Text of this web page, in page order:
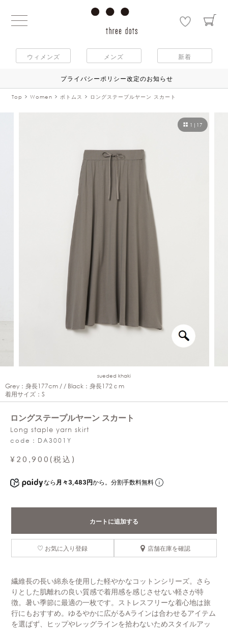
ウィメンズ メンズ 新着
プライバシーポリシー改定のお知らせ
Top Women ボトムス ロングステープルヤーン スカート
1 | 17
sueded khaki
Grey：身長177cm / / Black：身長172ｃm
着用サイズ：S
ロングステープルヤーン スカート
Long staple yarn skirt
code：DA3001Y
¥20,900(税込)
なら 月々3,483円から。分割手数料無料
カートに追加する
お気に入り登録 店舗在庫を確認
繊維長の長い綿糸を使用した軽やかなコットンシリーズ。さら
りとした肌離れの良い質感で着用感を感じさせない軽さが特
徴。暑い季節に最適の一枚です。ストレスフリーな着心地は旅
行にもおすすめ。ゆるやかに広がるAラインは合わせるアイテム
を選ばず、ヒップやレッグラインを拾わないためスタイルアッ